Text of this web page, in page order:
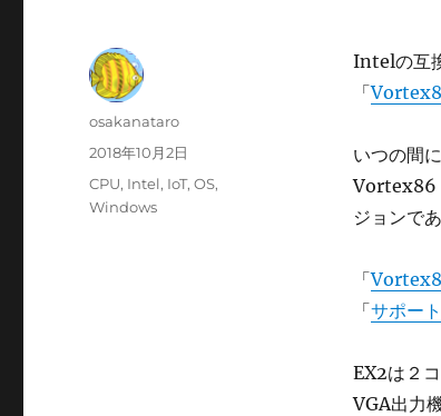
Intelの互
「
いつの間
Vortex86
ジョンで
「
「サポー
EX2は２
VGA出力
投
osakanataro
投
日:
2018年10月2日
カ
テ
CPU, Intel, IoT,OS,
Windows